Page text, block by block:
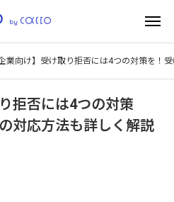
企業向け】受け取り拒否には4つの対策を！
拒否には4つの対策
対応方法も詳しく解説